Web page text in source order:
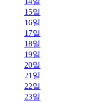
15일
16일
17일
18일
19일
20일
21일
22일
23일